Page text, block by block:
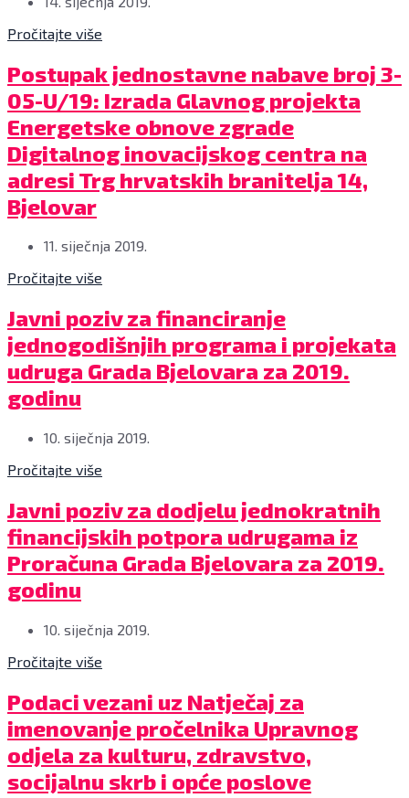
Pročitajte više
Postupak jednostavne nabave broj 3-
05-U/19: Izrada Glavnog projekta
Energetske obnove zgrade
Digitalnog inovacijskog centra na
adresi Trg hrvatskih branitelja 14,
Bjelovar
11. siječnja 2019.
Pročitajte više
Javni poziv za financiranje
jednogodišnjih programa i projekata
udruga Grada Bjelovara za 2019.
godinu
10. siječnja 2019.
Pročitajte više
Javni poziv za dodjelu jednokratnih
financijskih potpora udrugama iz
Proračuna Grada Bjelovara za 2019.
godinu
10. siječnja 2019.
Pročitajte više
Podaci vezani uz Natječaj za
imenovanje pročelnika Upravnog
odjela za kulturu, zdravstvo,
socijalnu skrb i opće poslove